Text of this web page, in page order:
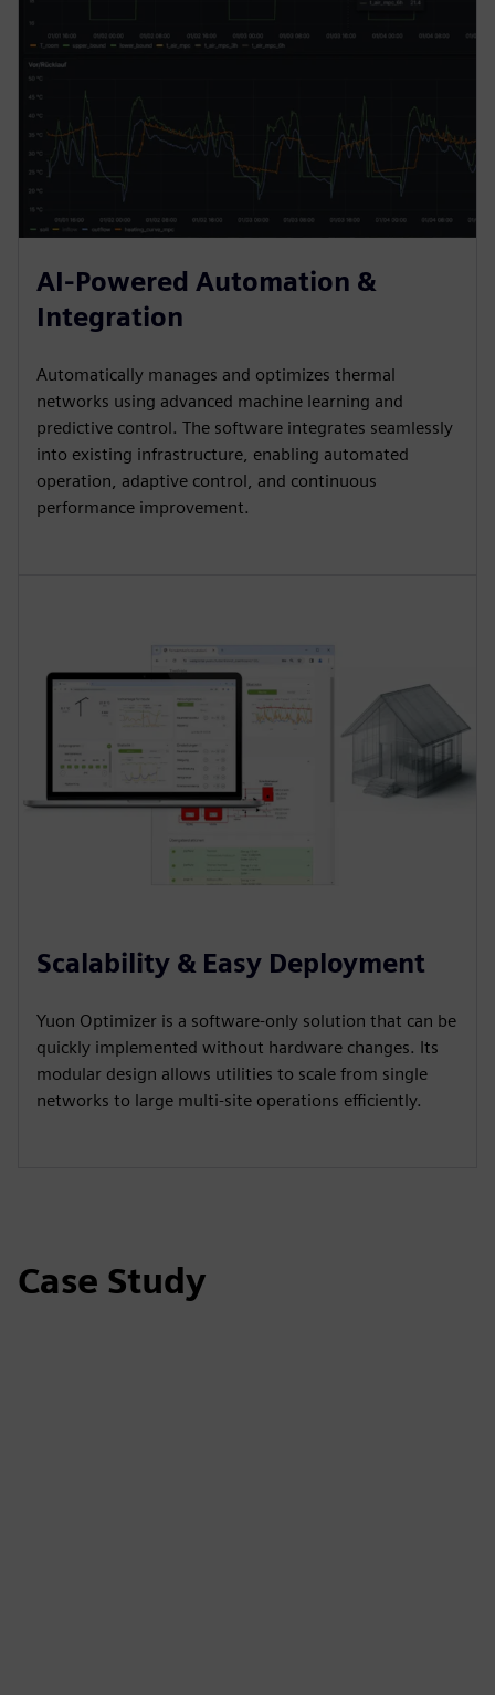
AI-Powered Automation &
Integration
Automatically manages and optimizes thermal
networks using advanced machine learning and
predictive control. The software integrates seamlessly
into existing infrastructure, enabling automated
operation, adaptive control, and continuous
performance improvement.
Scalability & Easy Deployment
Yuon Optimizer is a software-only solution that can be
quickly implemented without hardware changes. Its
modular design allows utilities to scale from single
networks to large multi-site operations efficiently.
Case Study